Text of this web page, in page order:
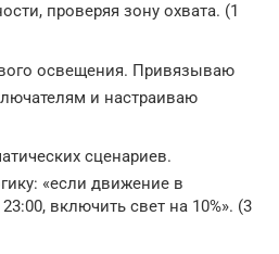
проверяя зону охвата. (1
освещения. Привязываю
и настраиваю
сценариев.
«если движение в
включить свет на 10%». (3